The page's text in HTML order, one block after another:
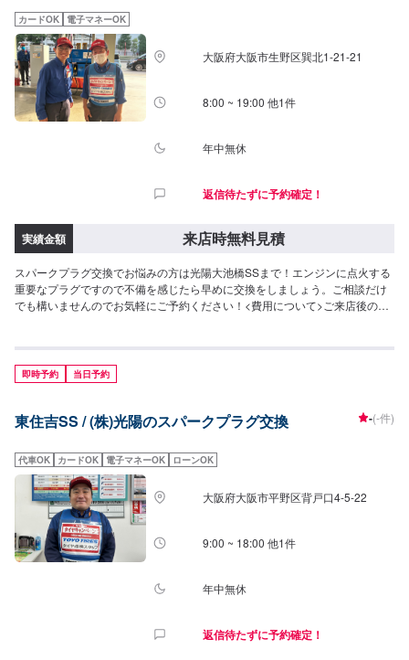
カードOK 電子マネーOK
大阪府大阪市生野区巽北1-21-21
8:00 ~ 19:00 他1件
年中無休
返信待たずに予約確定！
実績金額 来店時無料見積
スパークプラグ交換でお悩みの方は光陽大池橋SSまで！エンジンに点火する
重要なプラグですので不備を感じたら早めに交換をしましょう。ご相談だけ
でも構いませんのでお気軽にご予約ください！<費用について>ご来店後のお
即時予約 当日予約
東住吉SS / (株)光陽のスパークプラグ交換 -(-件)
代車OK カードOK 電子マネーOK ローンOK
大阪府大阪市平野区背戸口4-5-22
9:00 ~ 18:00 他1件
年中無休
返信待たずに予約確定！